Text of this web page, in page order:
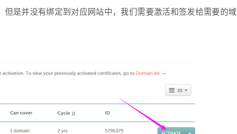
但是并没有绑定到对应网站中，我们需要激活和签发给需要的域